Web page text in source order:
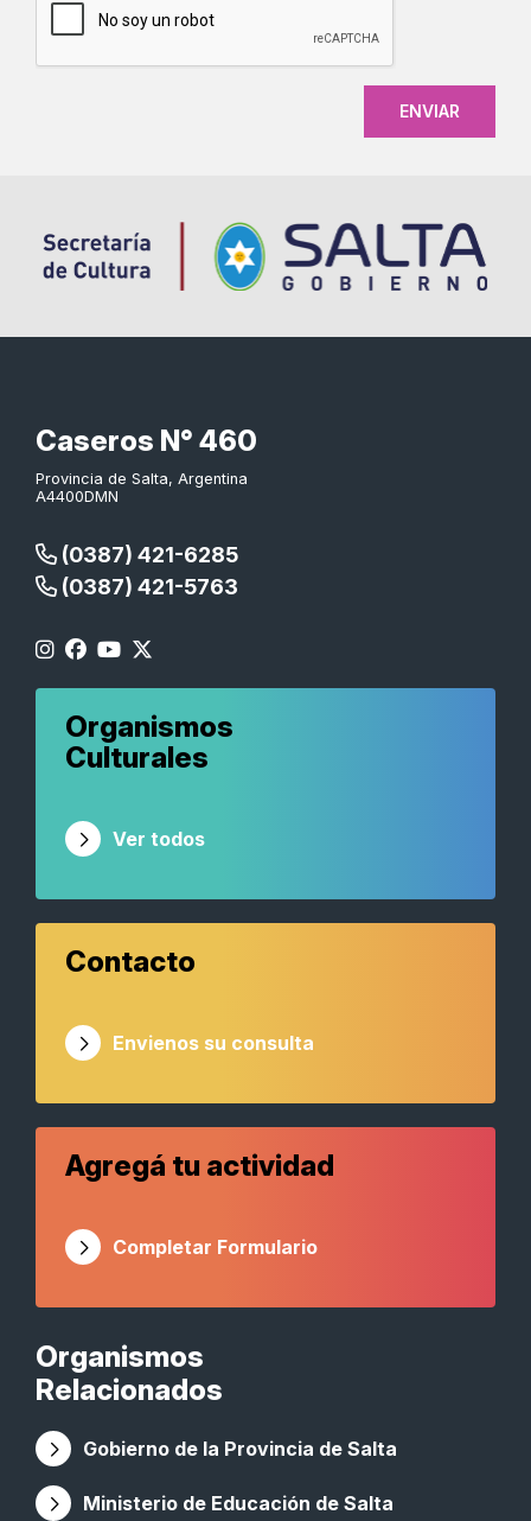
Caseros N° 460
Provincia de Salta, Argentina
A4400DMN
(0387) 421-6285
(0387) 421-5763
Organismos
Relacionados
Gobierno de la Provincia de Salta
Ministerio de Educación de Salta
Organismos
Culturales
Ver todos
Contacto
Envienos su consulta
Agregá tu actividad
Completar Formulario